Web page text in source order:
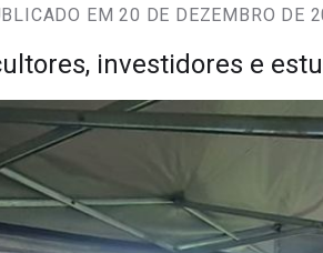
EM 20 DE DEZEMBRO DE
investidores e